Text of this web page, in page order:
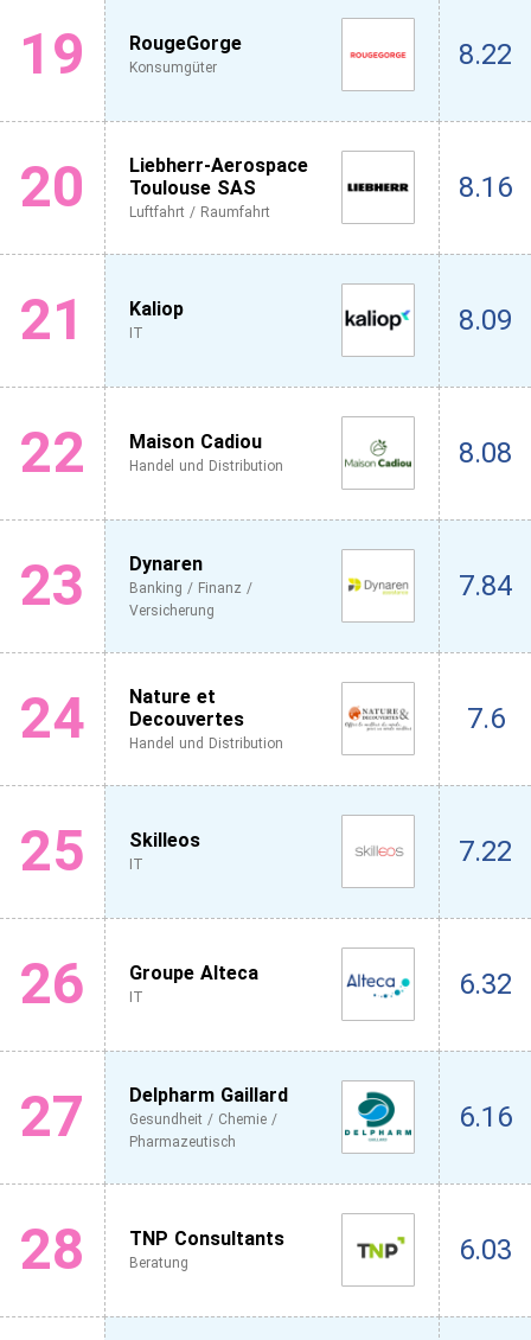
19 RougeGorge
Konsumgüter 8.22
20
Liebherr-Aerospace
Toulouse SAS
Luftfahrt / Raumfahrt
8.16
21 Kaliop
IT 8.09
22 Maison Cadiou
Handel und Distribution 8.08
23 Dynaren
Banking / Finanz /
Versicherung
7.84
24
Nature et
Decouvertes
Handel und Distribution
7.6
25 Skilleos
IT 7.22
26 Groupe Alteca
IT 6.32
27 Delpharm Gaillard
Gesundheit / Chemie /
Pharmazeutisch
6.16
28 TNP Consultants
Beratung 6.03